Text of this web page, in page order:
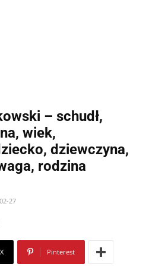
– schudł,
wiek,
dziewczyna,
rodzina
27
X Pinterest